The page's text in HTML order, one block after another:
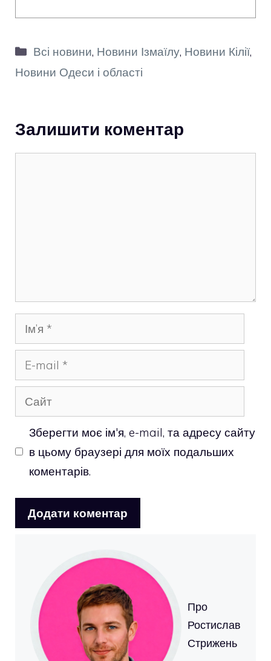
Категорії
Всі новини, Новини Ізмаїлу, Новини Кілії,
Новини Одеси і області
Залишити коментар
Ім’я
mail
Сайт
Зберегти моє ім'я, e-mail, та адресу сайту
в цьому браузері для моїх подальших
коментарів.
Про
Ростислав
Стрижень